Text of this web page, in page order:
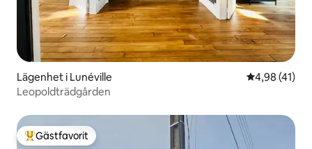
Lägenhet i Lunéville 4,98 av 5 i
4,98 (41)
Leopoldträdgården
Populär gästfavorit
Gästfavorit